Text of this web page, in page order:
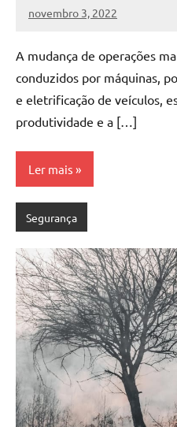
novembro 3, 2022
DafoBrasil
Nenhum
A mudança de operações
conduzidos por máquinas,
e eletrificação de veículos,
produtividade e a […]
Ler mais
Segurança